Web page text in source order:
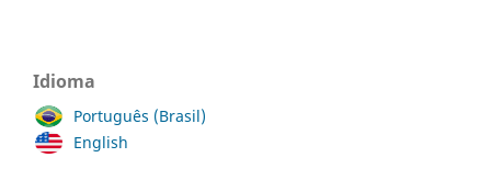
Idioma
Português (Brasil)
English